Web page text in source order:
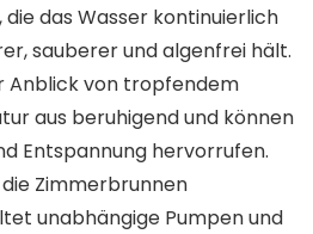
das Wasser kontinuierlich
sauberer und algenfrei hält.
Anblick von tropfendem
aus beruhigend und können
Entspannung hervorrufen.
Zimmerbrunnen
unabhängige Pumpen und